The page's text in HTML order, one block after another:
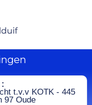
t.v.v KOTK - 445
97 Oude